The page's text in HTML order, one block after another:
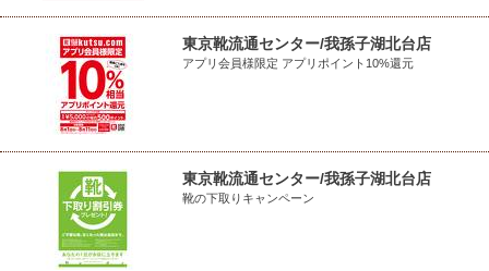
東京靴流通センター/我孫子湖北台店
アプリ会員様限定 アプリポイント10%還元
東京靴流通センター/我孫子湖北台店
靴の下取りキャンペーン